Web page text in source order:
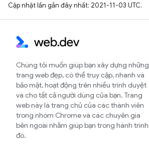
Cập nhật lần gần đây nhất: 2021-11-03 UTC.
Chúng tôi muốn giúp bạn xây dựng những
trang web đẹp, có thể truy cập, nhanh và
bảo mật, hoạt động trên nhiều trình duyệt
và cho tất cả người dùng của bạn. Trang
web này là trang chủ của các thành viên
trong nhóm Chrome và các chuyên gia
bên ngoài nhằm giúp bạn trong hành trình
đó.